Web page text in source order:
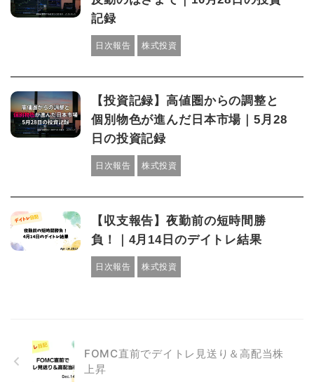
記録
日次報告 株式投資
【投資記録】高値圏からの調整と
個別物色が進んだ日本市場｜5月28
日の投資記録
日次報告 株式投資
【収支報告】夜勤前の短時間勝
負！｜4月14日のデイトレ結果
日次報告 株式投資
FOMC直前でデイトレ見送り＆高配当株
上昇